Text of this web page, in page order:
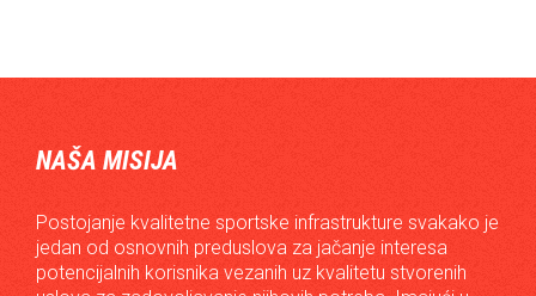
NAŠA MISIJA
Postojanje kvalitetne sportske infrastrukture svakako je
jedan od osnovnih preduslova za jačanje interesa
potencijalnih korisnika vezanih uz kvalitetu stvorenih